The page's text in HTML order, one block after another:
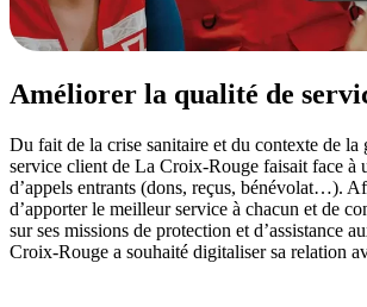
Améliorer la qualité de
Du fait de la crise sanitaire et du contexte de la
service client de La Croix-Rouge faisait face à
d’appels entrants (dons, reçus, bénévolat…).
d’apporter le meilleur service à chacun et de
sur ses missions de protection et d’assistance
Croix-Rouge a souhaité digitaliser sa relation